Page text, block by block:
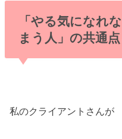
「やる気になれ
まう人」の共通
私のクライアントさんが